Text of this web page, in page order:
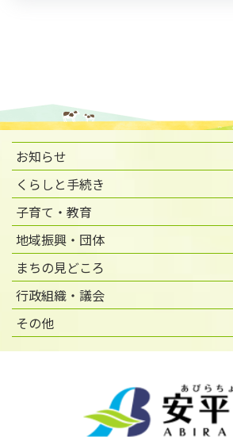
お知らせ
くらしと手続き
子育て・教育
地域振興・団体
まちの見どころ
行政組織・議会
その他